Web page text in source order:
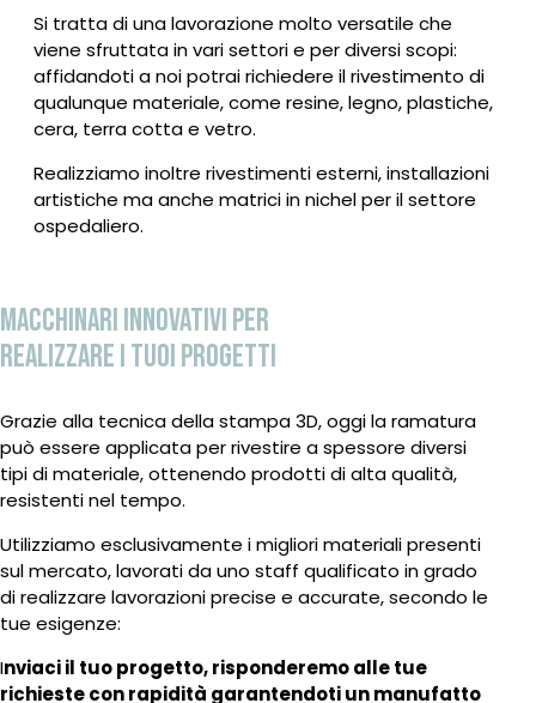
Si tratta di una lavorazione molto versatile che
viene sfruttata in vari settori e per diversi scopi:
affidandoti a noi potrai richiedere il rivestimento di
qualunque materiale, come resine, legno, plastiche,
cera, terra cotta e vetro.
Realizziamo inoltre rivestimenti esterni, installazioni
artistiche ma anche matrici in nichel per il settore
ospedaliero.
MACCHINARI INNOVATIVI PER
REALIZZARE I TUOI PROGETTI
Grazie alla tecnica della stampa 3D, oggi la ramatura
può essere applicata per rivestire a spessore diversi
tipi di materiale, ottenendo prodotti di alta qualità,
resistenti nel tempo.
Utilizziamo esclusivamente i migliori materiali presenti
sul mercato, lavorati da uno staff qualificato in grado
di realizzare lavorazioni precise e accurate, secondo le
tue esigenze:
Inviaci il tuo progetto, risponderemo alle tue
richieste con rapidità garantendoti un manufatto